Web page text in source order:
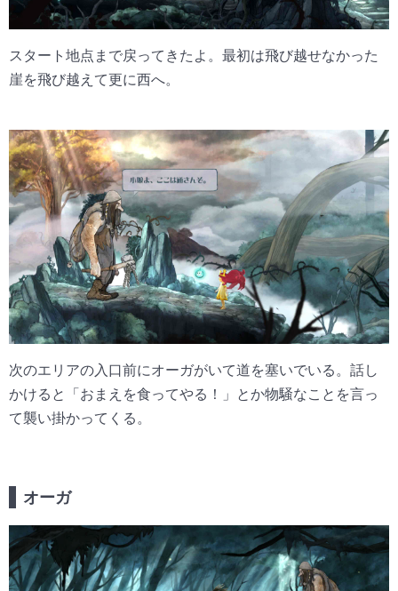
スタート地点まで戻ってきたよ。最初は飛び越せなかった
崖を飛び越えて更に西へ。
次のエリアの入口前にオーガがいて道を塞いでいる。話し
かけると「おまえを食ってやる！」とか物騒なことを言っ
て襲い掛かってくる。
オーガ